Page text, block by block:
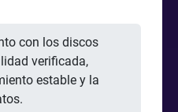
con los discos
verificada,
estable y la